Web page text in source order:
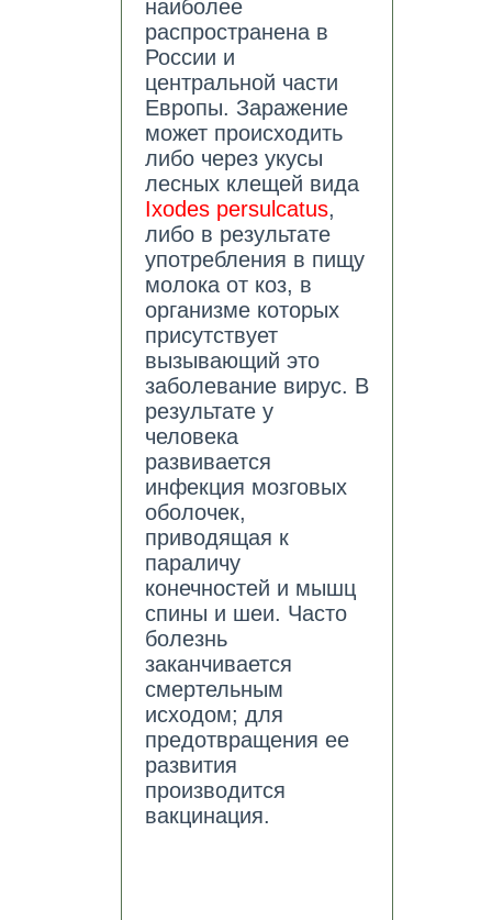
наиболее
распространена в
России и
центральной части
Европы. Заражение
может происходить
либо через укусы
лесных клещей вида
Ixodes persulcatus,
либо в результате
употребления в пищу
молока от коз, в
организме которых
присутствует
вызывающий это
заболевание вирус. В
результате у
человека
развивается
инфекция мозговых
оболочек,
приводящая к
параличу
конечностей и мышц
спины и шеи. Часто
болезнь
заканчивается
смертельным
исходом; для
предотвращения ее
развития
производится
вакцинация.